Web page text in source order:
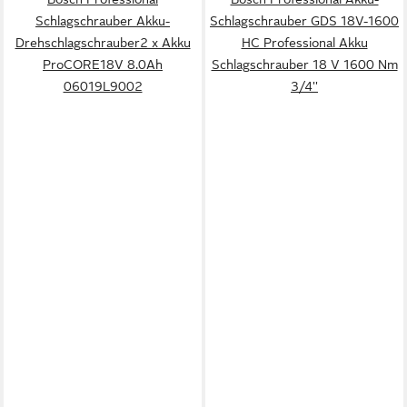
Schlagschrauber Akku-
Drehschlagschrauber2 x Akku
ProCORE18V 8.0Ah
06019L9002
Schlagschrauber GDS 18V-1600
HC Professional Akku
Schlagschrauber 18 V 1600 Nm
3/4''